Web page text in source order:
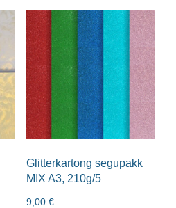
Glitterkartong segupakk
MIX A3, 210g/5
9,00 €